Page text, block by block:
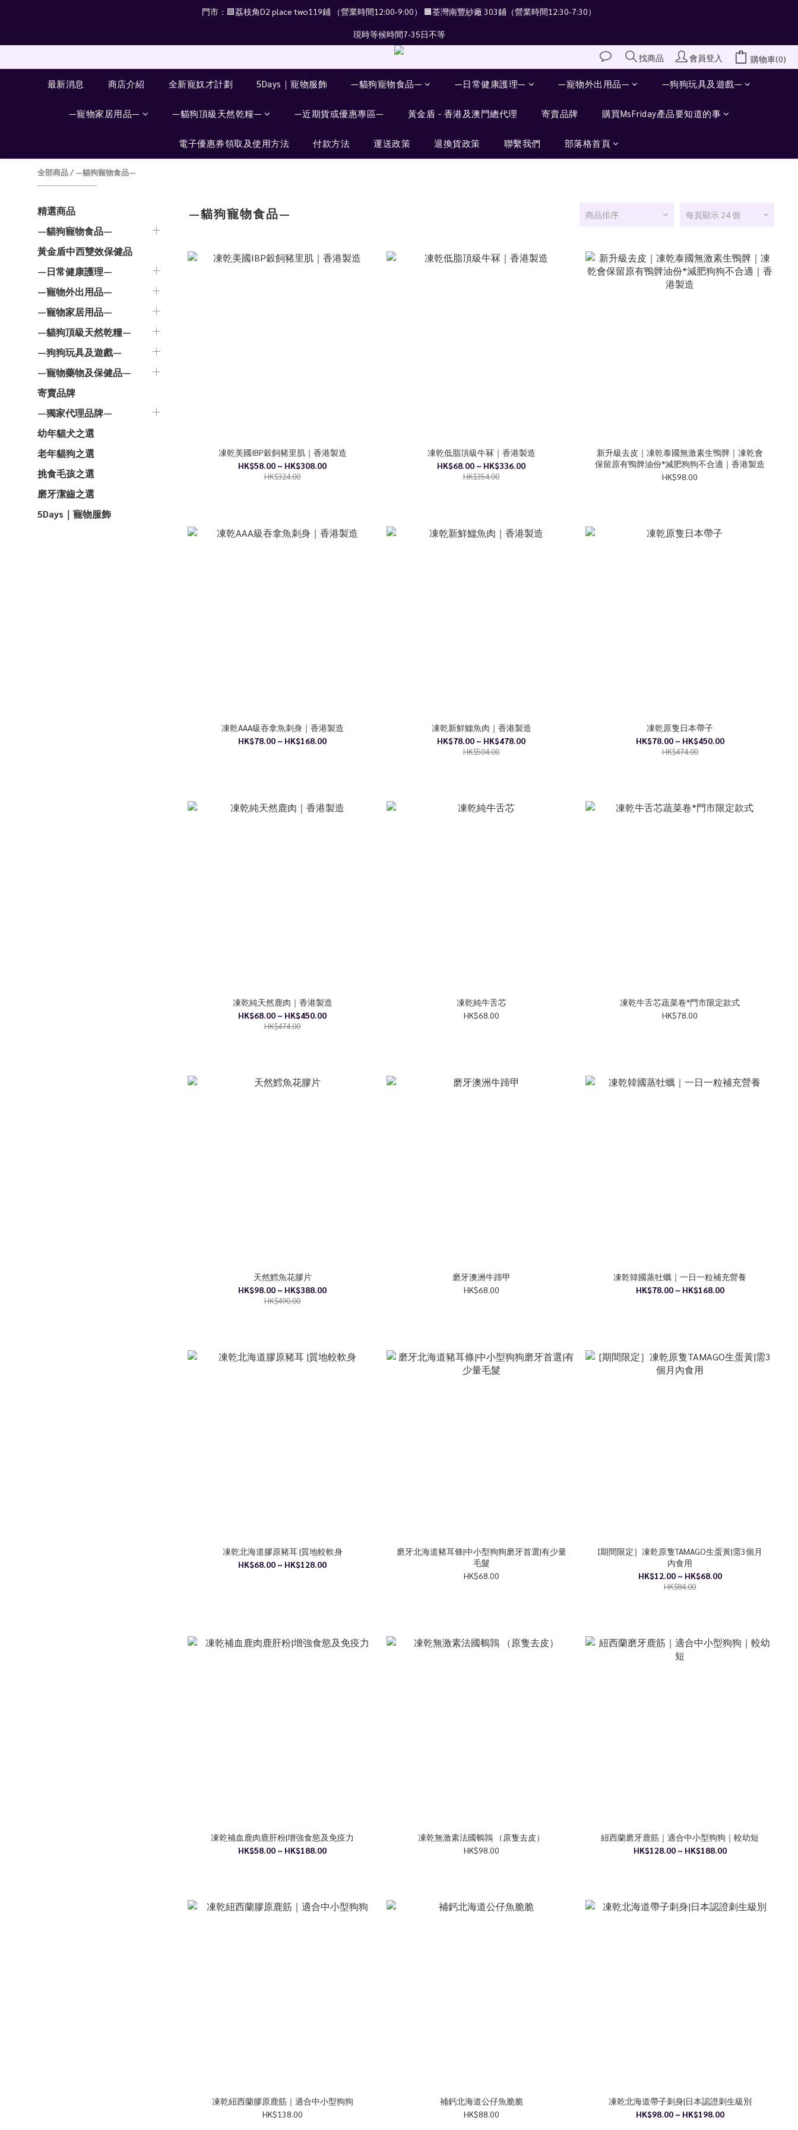
門市：🟪荔枝角D2 place two119鋪 （營業時間12:00-9:00） 🟧荃灣南豐紗廠 303鋪（營業時間12:30-7:30）
現時等候時間7-35日不等
找商品 會員登入 購物車(0)
最新消息 商店介紹 全新寵奴才計劃 5Days｜寵物服飾 —貓狗寵物食品— —日常健康護理— —寵物外出用品— —狗狗玩具及遊戲—
—寵物家居用品— —貓狗頂級天然乾糧— —近期貨或優惠專區— 黃金盾 - 香港及澳門總代理 寄賣品牌 購買MsFriday產品要知道的事
電子優惠券領取及使用方法 付款方法 運送政策 退換貨政策 聯繫我們 部落格首頁
全部商品/ —貓狗寵物食品—
精選商品
—貓狗寵物食品—
黃金盾中西雙效保健品
—日常健康護理—
—寵物外出用品—
—寵物家居用品—
—貓狗頂級天然乾糧—
—狗狗玩具及遊戲—
—寵物藥物及保健品—
寄賣品牌
—獨家代理品牌—
幼年貓犬之選
老年貓狗之選
挑食毛孩之選
磨牙潔齒之選
5Days｜寵物服飾
—貓狗寵物食品— 商品排序 每頁顯示 24 個
凍乾美國IBP穀飼豬里肌｜香港製造
HK$58.00 ~ HK$308.00
HK$324.00
凍乾低脂頂級牛冧｜香港製造
HK$68.00 ~ HK$336.00
HK$354.00
新升級去皮｜凍乾泰國無激素生鴨髀｜凍乾會
保留原有鴨髀油份*減肥狗狗不合適｜香港製造
HK$98.00
凍乾AAA級吞拿魚刺身｜香港製造
HK$78.00 ~ HK$168.00
凍乾新鮮鱷魚肉｜香港製造
HK$78.00 ~ HK$478.00
HK$504.00
凍乾原隻日本帶子
HK$78.00 ~ HK$450.00
HK$474.00
凍乾純天然鹿肉｜香港製造
HK$68.00 ~ HK$450.00
HK$474.00
凍乾純牛舌芯
HK$68.00
凍乾牛舌芯蔬菜卷*門市限定款式
HK$78.00
天然鱈魚花膠片
HK$98.00 ~ HK$388.00
HK$490.00
磨牙澳洲牛蹄甲
HK$68.00
凍乾韓國蒸牡蠣｜一日一粒補充營養
HK$78.00 ~ HK$168.00
凍乾北海道膠原豬耳 |質地較軟身
HK$68.00 ~ HK$128.00
磨牙北海道豬耳條|中小型狗狗磨牙首選|有少量
毛髮
HK$68.00
[期間限定］凍乾原隻TAMAGO生蛋黃|需3個月
內食用
HK$12.00 ~ HK$68.00
HK$84.00
凍乾補血鹿肉鹿肝粉|增強食慾及免疫力
HK$58.00 ~ HK$188.00
凍乾無激素法國鵪鶉 （原隻去皮）
HK$98.00
紐西蘭磨牙鹿筋｜適合中小型狗狗｜較幼短
HK$128.00 ~ HK$188.00
凍乾紐西蘭膠原鹿筋｜適合中小型狗狗
HK$138.00
補鈣北海道公仔魚脆脆
HK$88.00
凍乾北海道帶子刺身|日本認證刺生級別
HK$98.00 ~ HK$198.00